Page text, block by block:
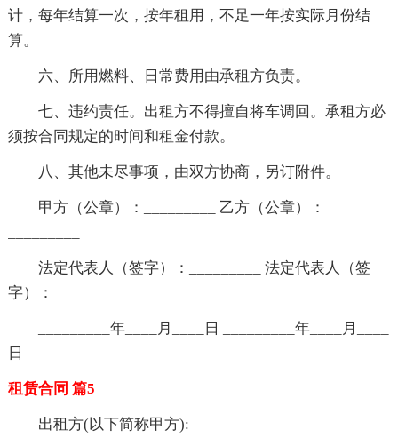
计，每年结算一次，按年租用，不足一年按实际月份结
算。
六、所用燃料、日常费用由承租方负责。
七、违约责任。出租方不得擅自将车调回。承租方必
须按合同规定的时间和租金付款。
八、其他未尽事项，由双方协商，另订附件。
甲方（公章）：_________ 乙方（公章）：
法定代表人（签字）：_________ 法定代表人（签
字）：_________
_________年____月____日 _________年____月____
日
租赁合同 篇5
出租方(以下简称甲方):